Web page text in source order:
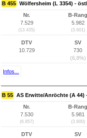
B 455 Wölfersheim (L 3354) -
Nr.
7.529
(13.435)
B-Rang
5.982
(3.601)
DTV
10.729
SV
730
(6,8%)
Infos...
B 55 AS Erwitte/Anröchte (A 44)
Nr.
7.530
(6.857)
B-Rang
5.981
(3.600)
DTV
SV